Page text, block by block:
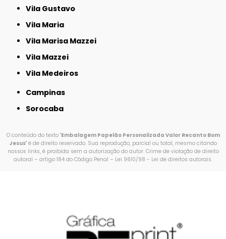
Vila Gustavo
Vila Maria
Vila Marisa Mazzei
Vila Mazzei
Vila Medeiros
Campinas
Sorocaba
O conteúdo do texto "Embalagem Papelão Personalizada Valor Recanto Bom
Jesus" é de direito reservado. Sua reprodução, parcial ou total, mesmo citando
nossos links, é proibida sem a autorização do autor. Crime de violação de direito
autoral – artigo 184 do Código Penal – Lei 9610/98 - Lei de direitos autorais.